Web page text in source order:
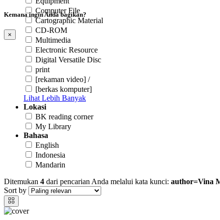
Computer File
Cartographic Material
CD-ROM
Multimedia
Electronic Resource
Digital Versatile Disc
print
[rekaman video] /
[berkas komputer]
Lihat Lebih Banyak
Lokasi
BK reading corner
My Library
Bahasa
English
Indonesia
Mandarin
Ditemukan 4 dari pencarian Anda melalui kata kunci: author=Vina
Sort by
Kemana ingin Anda bagikan?
×